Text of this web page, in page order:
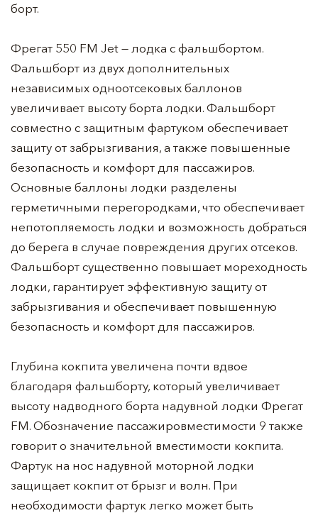
борт.
Фрегат 550 FM Jet — лодка с фальшбортом.
Фальшборт из двух дополнительных
независимых одноотсековых баллонов
увеличивает высоту борта лодки. Фальшборт
совместно с защитным фартуком обеспечивает
защиту от забрызгивания, а также повышенные
безопасность и комфорт для пассажиров.
Основные баллоны лодки разделены
герметичными перегородками, что обеспечивает
непотопляемость лодки и возможность добраться
до берега в случае повреждения других отсеков.
Фальшборт существенно повышает мореходность
лодки, гарантирует эффективную защиту от
забрызгивания и обеспечивает повышенную
безопасность и комфорт для пассажиров.
Глубина кокпита увеличена почти вдвое
благодаря фальшборту, который увеличивает
высоту надводного борта надувной лодки Фрегат
FM. Обозначение пассажировместимости 9 также
говорит о значительной вместимости кокпита.
Фартук на нос надувной моторной лодки
защищает кокпит от брызг и волн. При
необходимости фартук легко может быть